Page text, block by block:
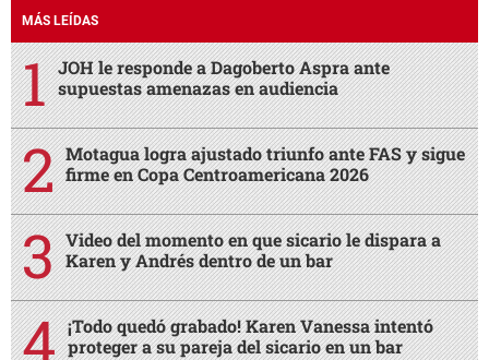
MÁS LEÍDAS
JOH le responde a Dagoberto Aspra ante
supuestas amenazas en audiencia
Motagua logra ajustado triunfo ante FAS y sigue
firme en Copa Centroamericana 2026
Video del momento en que sicario le dispara a
Karen y Andrés dentro de un bar
¡Todo quedó grabado! Karen Vanessa intentó
proteger a su pareja del sicario en un bar